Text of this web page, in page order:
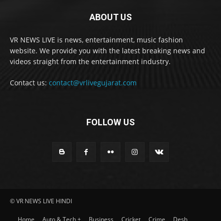
ABOUT US
VR NEWS LIVE is news, entertainment, music fashion
website. We provide you with the latest breaking news and
videos straight from the entertainment industry.
Contact us: contact@vrlivegujarat.com
FOLLOW US
© VR NEWS LIVE HINDI
Home Auto & Tech + Business Cricket Crime Desh